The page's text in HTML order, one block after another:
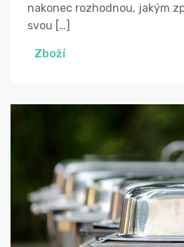
nakonec rozhodnou, jakým
svou […]
Zboží